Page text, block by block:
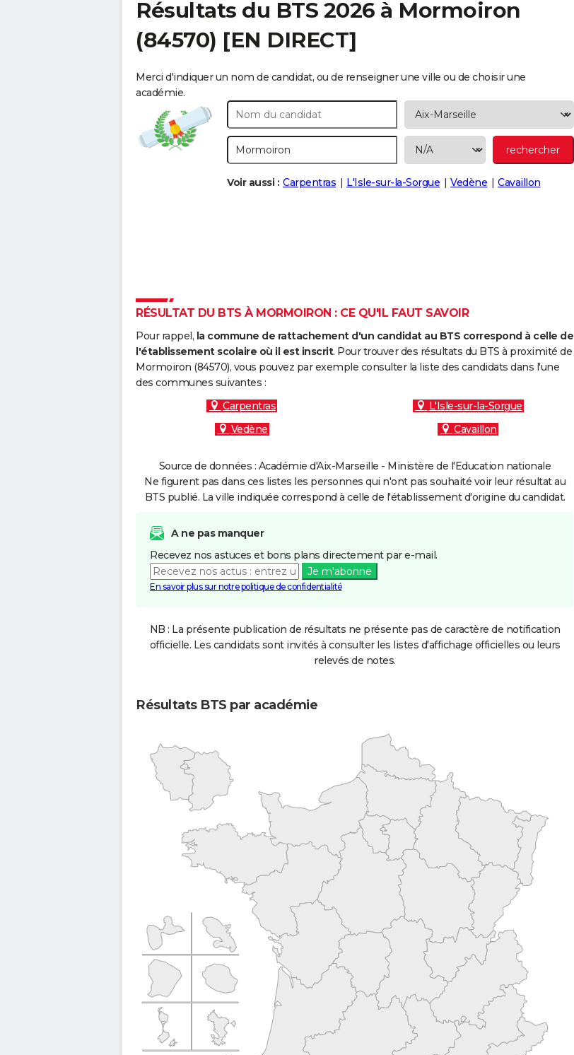
Résultats du BTS 2026 à Mormoiron
(84570) [EN DIRECT]
Merci d'indiquer un nom de candidat, ou de renseigner une ville ou de choisir une
académie.
Voir aussi : Carpentras L'Isle-sur-la-Sorgue Vedène Cavaillon
RÉSULTAT DU BTS À MORMOIRON : CE QU'IL FAUT SAVOIR
Pour rappel, la commune de rattachement d'un candidat au BTS correspond à celle de
l'établissement scolaire où il est inscrit. Pour trouver des résultats du BTS à proximité de
Mormoiron (84570), vous pouvez par exemple consulter la liste des candidats dans l'une
des communes suivantes :
Carpentras
L'Isle-sur-la-Sorgue
Vedène
Cavaillon
Source de données : Académie d'Aix-Marseille - Ministère de l'Education nationale
Ne figurent pas dans ces listes les personnes qui n'ont pas souhaité voir leur résultat au
BTS publié. La ville indiquée correspond à celle de l'établissement d'origine du candidat.
A ne pas manquer
Recevez nos astuces et bons plans directement par e-mail.
Je m'abonne
En savoir plus sur notre politique de confidentialité
NB : La présente publication de résultats ne présente pas de caractère de notification
officielle. Les candidats sont invités à consulter les listes d'affichage officielles ou leurs
relevés de notes.
Résultats BTS par académie